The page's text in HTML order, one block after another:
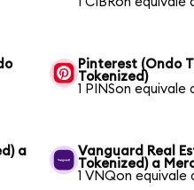
Pinterest (Ondo
Tokenized)
1 PINSon equivale
a
Vanguard Real
Tokenized) a
1 VNQon equivale